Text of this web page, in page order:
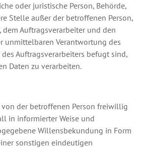
oder juristische Person, Behörde,
Stelle außer der betroffenen Person,
Auftragsverarbeiter und den
unmittelbaren Verantwortung des
Auftragsverarbeiters befugt sind,
Daten zu verarbeiten.
der betroffenen Person freiwillig
in informierter Weise und
Willensbekundung in Form
sonstigen eindeutigen